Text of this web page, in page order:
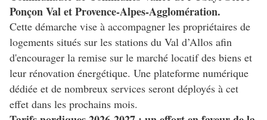
Ponçon Val et Provence-Alpes-Agglomération.
Cette démarche vise à accompagner les propriétaires de
logements situés sur les stations du Val d’Allos afin
d'encourager la remise sur le marché locatif des biens et
leur rénovation énergétique. Une plateforme numérique
dédiée et de nombreux services seront déployés à cet
effet dans les prochains mois.